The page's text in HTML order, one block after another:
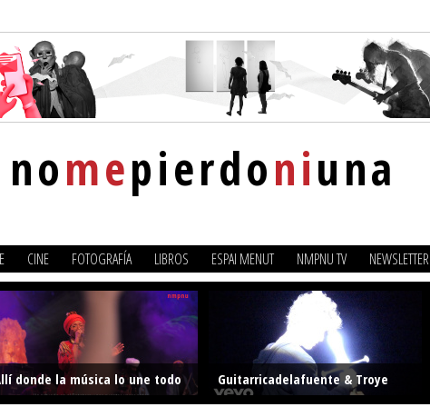
nomepierdoniuna
CINE FOTOGRAFÍA LIBROS ESPAI MENUT NMPNU TV NEWSLETTER
donde la música lo une todo
Guitarricadelafuente & Troye